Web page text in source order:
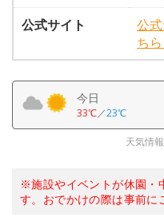
公式サイト
公
ちら
今日
33℃／23℃
天気情
※施設やイベントが休園・
す。おでかけの際は事前に